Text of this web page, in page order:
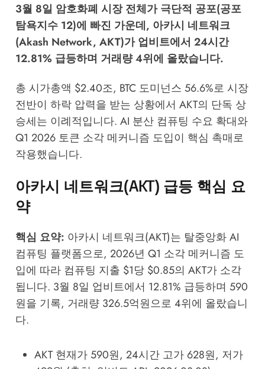
3월 8일 암호화폐 시장 전체가 극단적 공포(공포
탐욕지수 12)에 빠진 가운데, 아카시 네트워크
(Akash Network, AKT)가 업비트에서 24시간
12.81% 급등하며 거래량 4위에 올랐습니다.
총 시가총액 $2.40조, BTC 도미넌스 56.6%로 시장
전반이 하락 압력을 받는 상황에서 AKT의 단독 상
승세는 이례적입니다. AI 분산 컴퓨팅 수요 확대와
Q1 2026 토큰 소각 메커니즘 도입이 핵심 촉매로
작용했습니다.
아카시 네트워크(AKT) 급등 핵심 요
약
핵심 요약: 아카시 네트워크(AKT)는 탈중앙화 AI
컴퓨팅 플랫폼으로, 2026년 Q1 소각 메커니즘 도
입에 따라 컴퓨팅 지출 $1당 $0.85의 AKT가 소각
됩니다. 3월 8일 업비트에서 12.81% 급등하며 590
원을 기록, 거래량 326.5억원으로 4위에 올랐습니
다.
AKT 현재가 590원, 24시간 고가 628원, 저가